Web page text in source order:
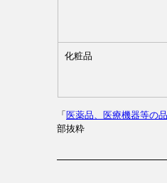
化粧品
「医薬品、医療機器等の
部抜粋